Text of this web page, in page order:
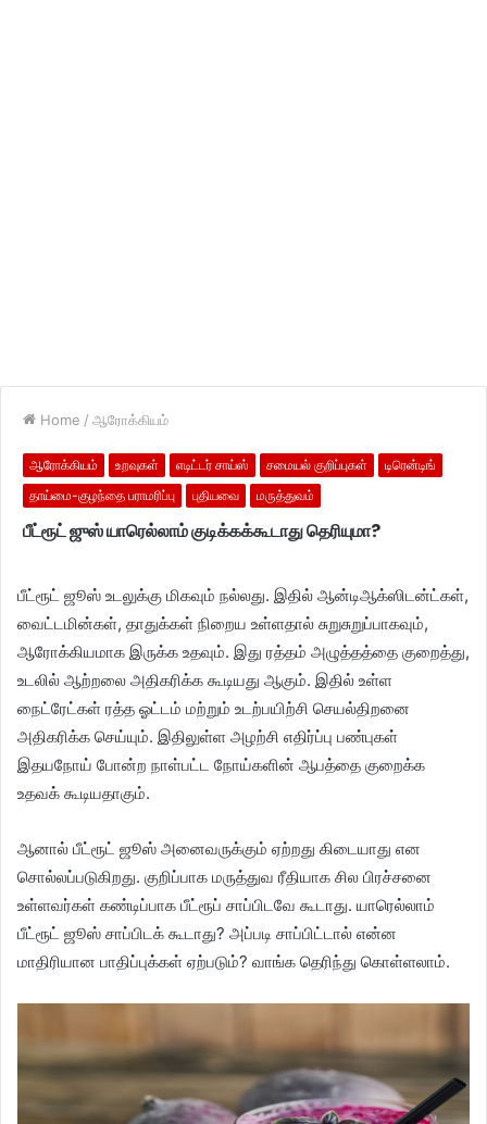
Home / ஆரோக்கியம்
ஆரோக்கியம் உறவுகள் எடிட்டர் சாய்ஸ் சமையல் குறிப்புகள்
டிரென்டிங்
தாய்மை-குழந்தை பராமரிப்பு
புதியவை மருத்துவம்
பீட்ரூட் ஜுஸ் யாரெல்லாம் குடிக்கக்கூடாது தெரியுமா?
பீட்ரூட் ஜூஸ் உடலுக்கு மிகவும் நல்லது. இதில் ஆன்டிஆக்ஸிடன்ட்கள்,
வைட்டமின்கள், தாதுக்கள் நிறைய உள்ளதால் சுறுசுறுப்பாகவும்,
ஆரோக்கியமாக இருக்க உதவும். இது ரத்தம் அழுத்தத்தை குறைத்து,
உடலில் ஆற்றலை அதிகரிக்க கூடியது ஆகும். இதில் உள்ள
நைட்ரேட்கள் ரத்த ஓட்டம் மற்றும் உடற்பயிற்சி செயல்திறனை
அதிகரிக்க செய்யும். இதிலுள்ள அழற்சி எதிர்ப்பு பண்புகள்
இதயநோய் போன்ற நாள்பட்ட நோய்களின் ஆபத்தை குறைக்க
உதவக் கூடியதாகும்.
ஆனால் பீட்ரூட் ஜூஸ் அனைவருக்கும் ஏற்றது கிடையாது என
சொல்லப்படுகிறது. குறிப்பாக மருத்துவ ரீதியாக சில பிரச்சனை
உள்ளவர்கள் கண்டிப்பாக பீட்ரூப் சாப்பிடவே கூடாது. யாரெல்லாம்
பீட்ரூட் ஜூஸ் சாப்பிடக் கூடாது? அப்படி சாப்பிட்டால் என்ன
மாதிரியான பாதிப்புக்கள் ஏற்படும்? வாங்க தெரிந்து கொள்ளலாம்.